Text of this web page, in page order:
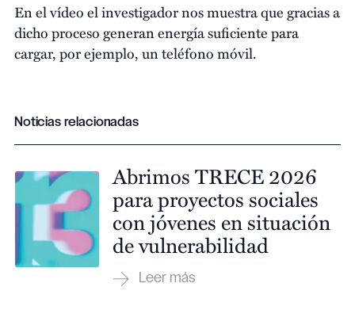
En el vídeo el investigador nos muestra que gracias a
dicho proceso generan energía suficiente para
cargar, por ejemplo, un teléfono móvil.
Noticias relacionadas
Abrimos TRECE 2026
para proyectos sociales
con jóvenes en situación
de vulnerabilidad